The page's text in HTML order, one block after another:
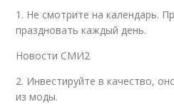
1. Не смотрите на календарь.
праздновать каждый день.
Новости СМИ2
2. Инвестируйте в качество,
из моды.